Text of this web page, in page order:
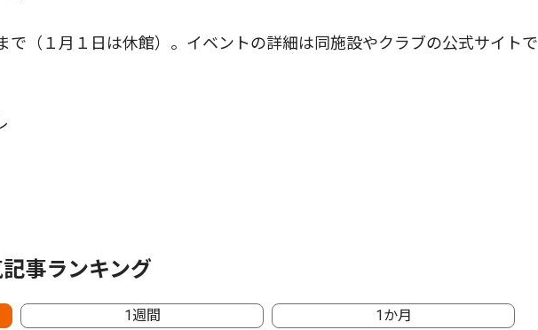
（１月１日は休館）。イベントの詳細は同施設やクラブの公式サイトで
事ランキング
1週間 1か月